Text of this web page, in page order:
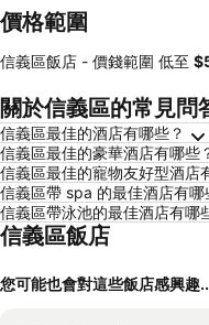
價格範圍
信義區飯店 - 價錢範圍 低至
關於信義區的常見問
信義區最佳的酒店有哪些？
信義區最佳的豪華酒店有哪些
信義區最佳的寵物友好型酒店
信義區帶 spa 的最佳酒店有哪
信義區帶泳池的最佳酒店有哪
信義區飯店
您可能也會對這些飯店感興趣